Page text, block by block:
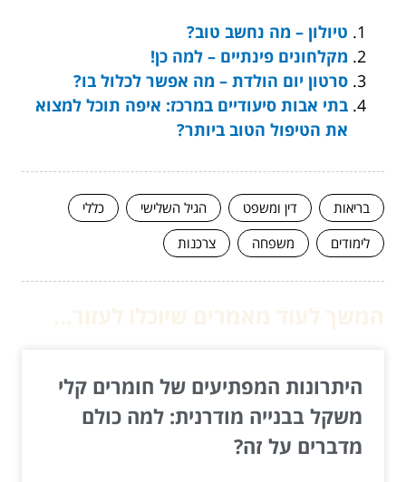
טיולון – מה נחשב טוב?
מקלחונים פינתיים – למה כן!
סרטון יום הולדת – מה אפשר לכלול בו?
בתי אבות סיעודיים במרכז: איפה תוכל למצוא
את הטיפול הטוב ביותר?
בריאות דין ומשפט הגיל השלישי
כללי
לימודים
משפחה צרכנות
היתרונות המפתיעים של חומרים קלי
משקל בבנייה מודרנית: למה כולם
מדברים על זה?